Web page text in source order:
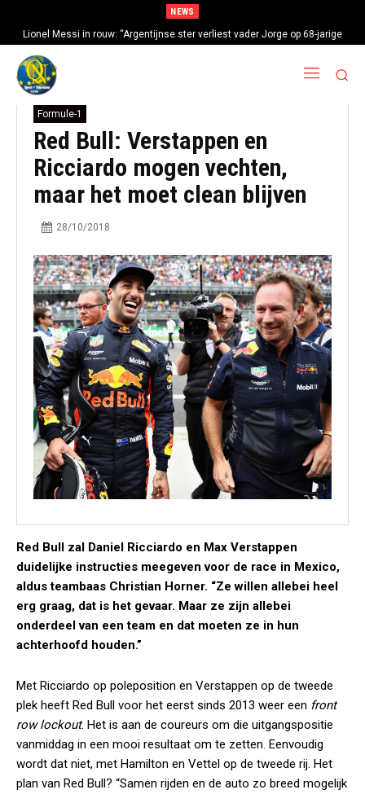
NEWS
Lionel Messi in rouw: “Argentijnse ster verliest vader Jorge op 68-jarige
leeftijd na gezondheidsproblemen”
Formule-1
Red Bull: Verstappen en
Ricciardo mogen vechten,
maar het moet clean blijven
28/10/2018
Red Bull zal Daniel Ricciardo en Max Verstappen
duidelijke instructies meegeven voor de race in Mexico,
aldus teambaas Christian Horner. “Ze willen allebei heel
erg graag, dat is het gevaar. Maar ze zijn allebei
onderdeel van een team en dat moeten ze in hun
achterhoofd houden.”
Met Ricciardo op poleposition en Verstappen op de tweede
plek heeft Red Bull voor het eerst sinds 2013 weer een front
row lockout. Het is aan de coureurs om die uitgangspositie
vanmiddag in een mooi resultaat om te zetten. Eenvoudig
wordt dat niet, met Hamilton en Vettel op de tweede rij. Het
plan van Red Bull? “Samen rijden en de auto zo breed mogelijk